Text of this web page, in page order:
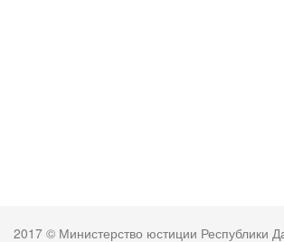
2017 © Министерство юстиции Республики